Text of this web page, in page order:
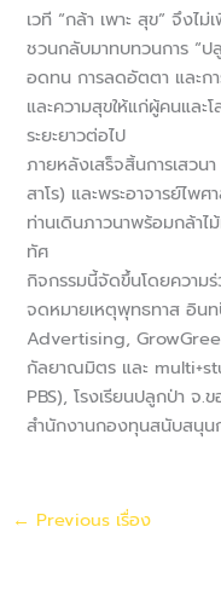
เวที “กล้า เพาะ สุข” จึง
ชวนกลับมาทบทวนการ “ป
อดทน การลดอัตตา และก
และความสุขให้แก่ผู้คนแล
ระยะยาวต่อไป
ภายหลังเสร็จสิ้นการเสว
สาโร) และพระอาจารย์ไพ
ท่านเดินภาวนาพร้อมกล้า
ทัศ
กิจกรรมนี้จัดขึ้นโดยความ
จดหมายเหตุพุทธทาส อิน
Advertising,
กัลยาณมิตร และ
PBS), โรงเรียนปลูกป่า จ
สำนักงานกองทุนสนับสนุน
← Previous เรื่อง